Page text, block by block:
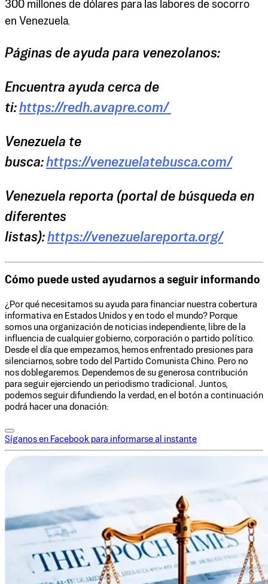
300 millones de dólares para las labores de socorro
en Venezuela.
Páginas de ayuda para venezolanos:
Encuentra ayuda cerca de
ti:https://redh.avapre.com/
Venezuela te
busca:https://venezuelatebusca.com/
Venezuela reporta (portal de búsqueda en
diferentes
listas):https://venezuelareporta.org/
Cómo puede usted ayudarnos a seguir informando
¿Por qué necesitamos su ayuda para financiar nuestra cobertura
informativa en Estados Unidos y en todo el mundo? Porque
somos una organización de noticias independiente, libre de la
influencia de cualquier gobierno, corporación o partido político.
Desde el día que empezamos, hemos enfrentado presiones para
silenciarnos, sobre todo del Partido Comunista Chino. Pero no
nos doblegaremos. Dependemos de su generosa contribución
para seguir ejerciendo un periodismo tradicional. Juntos,
podemos seguir difundiendo la verdad, en el botón a continuación
podrá hacer una donación:
Síganos en Facebook para informarse al instante